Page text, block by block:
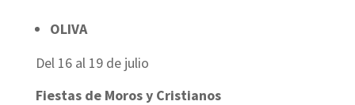
OLIVA
Del 16 al 19 de julio
Fiestas de Moros y Cristianos